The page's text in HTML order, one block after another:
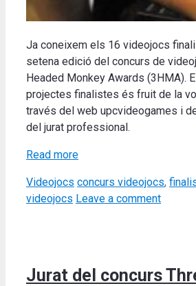
Ja coneixem els 16 videojocs
setena edició del concurs de
Headed Monkey Awards (3HMA).
projectes finalistes és fruit de la
través del web upcvideogames i
del jurat professional.
Read more
Categories
Videojocs Tags
concurs videojocs,
videojocs Leave a comment
Jurat del concurs